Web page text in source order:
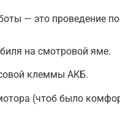
— это проведение
на смотровой яме.
клеммы АКБ.
(чтоб было